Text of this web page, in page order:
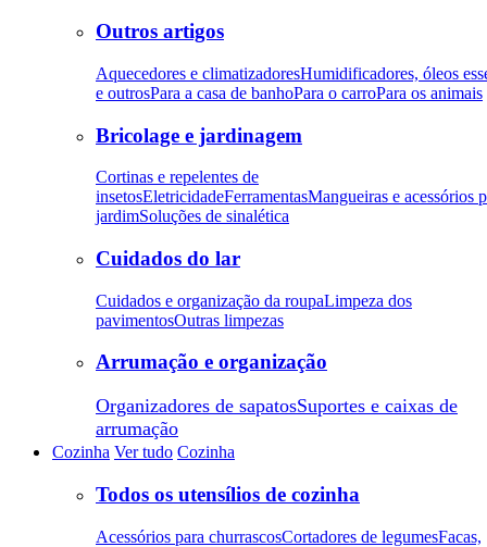
Outros artigos
Aquecedores e climatizadoresHumidificadores, óleos
e outrosPara a casa de banhoPara o carroPara os animais
Bricolage e jardinagem
Cortinas e repelentes de
insetosEletricidadeFerramentasMangueiras e acessórios
jardimSoluções de sinalética
Cuidados do lar
Cuidados e organização da roupaLimpeza dos
pavimentosOutras limpezas
Arrumação e organização
Organizadores de sapatosSuportes e caixas de
arrumação
Cozinha Ver tudo Cozinha
Todos os utensílios de cozinha
Acessórios para churrascosCortadores de legumesFacas,